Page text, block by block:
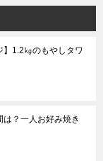
1.2㎏のもやしタワ
は？一人お好み焼き